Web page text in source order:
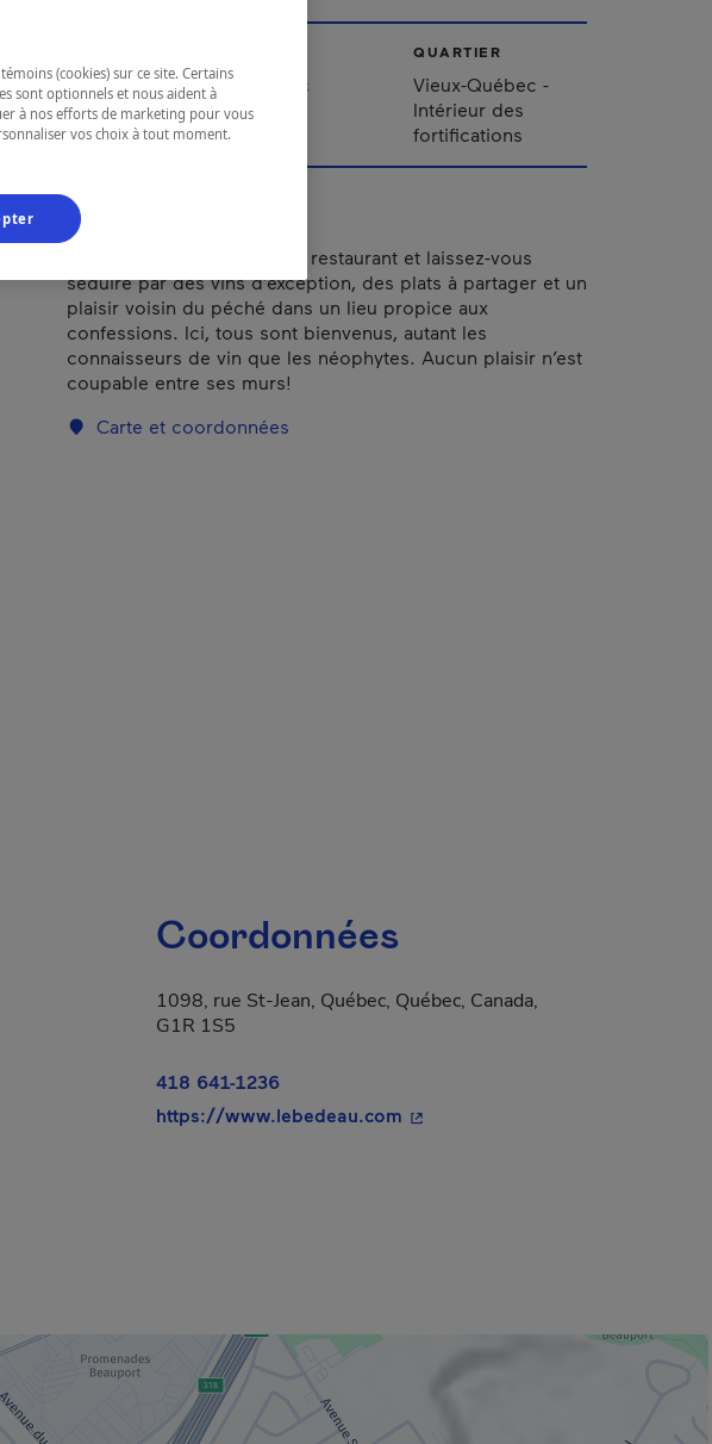
une nouvelle fenêtre.
Québec Québec
QUARTIER
Vieux-Québec -
Intérieur des
fortifications
Entrez dans l’univers de ce restaurant et laissez-vous
séduire par des vins d’exception, des plats à partager et un
plaisir voisin du péché dans un lieu propice aux
confessions. Ici, tous sont bienvenus, autant les
connaisseurs de vin que les néophytes. Aucun plaisir n’est
coupable entre ses murs!
Carte et coordonnées
hyperlien s'ouvrira dans une nouvelle fenêtre.
Coordonnées
1098, rue St-Jean, Québec, Québec, Canada,
G1R 1S5
418 641-1236
https://www.lebedeau.com - Cet hyperlien s'ouvrira dans
(cookies) sur ce site. Certains
sont optionnels et nous aident à
à nos efforts de marketing pour vous
vos choix à tout moment.
dans une nouvelle fenêtre.